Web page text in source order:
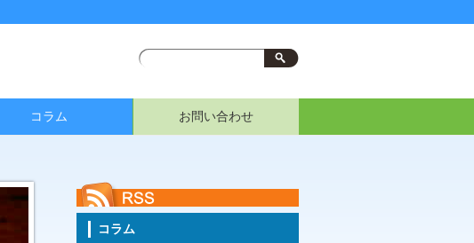
コラム お問い合わせ
コラム